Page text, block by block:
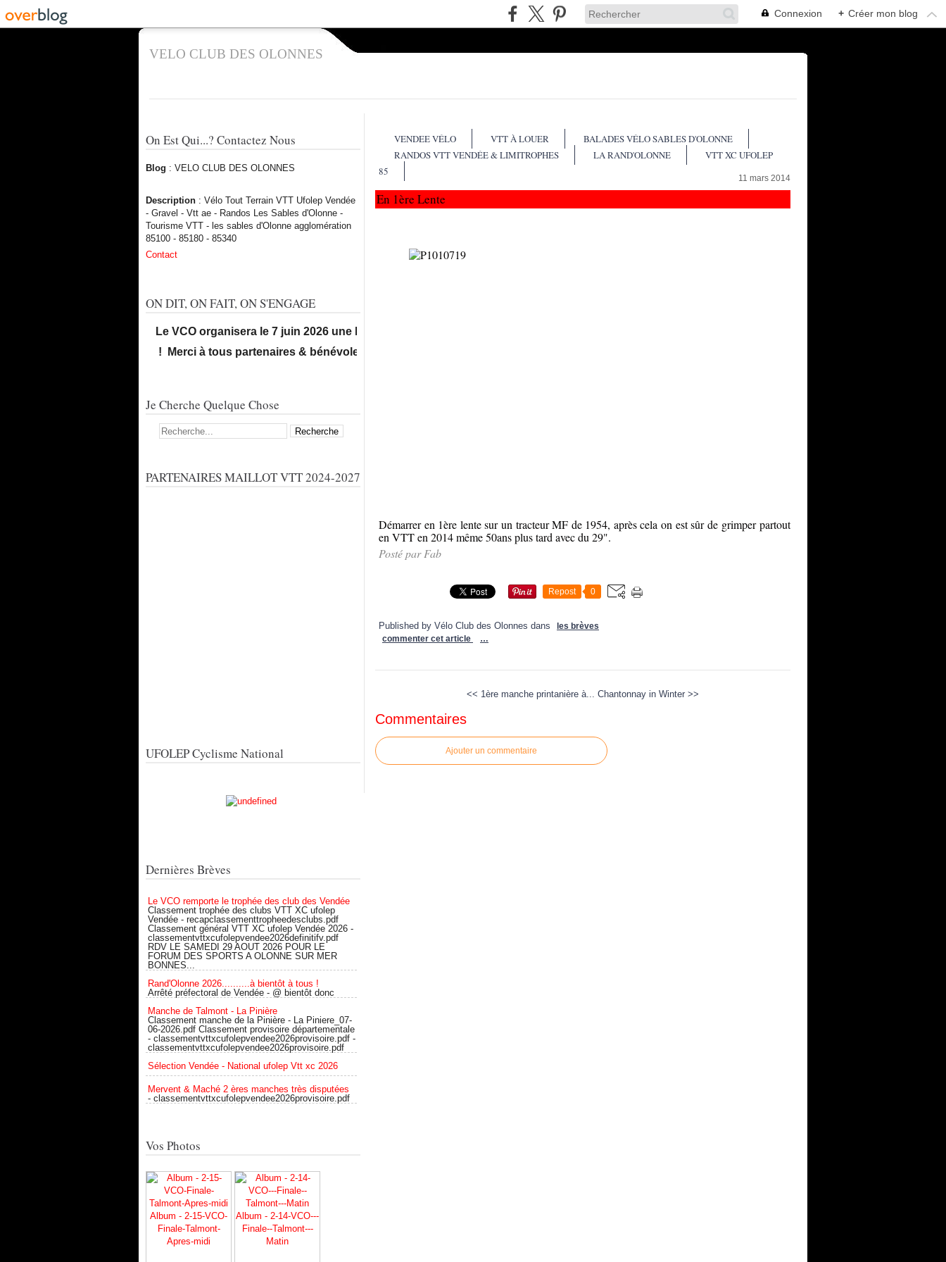
Connexion + Créer mon blog
VELO CLUB DES OLONNES
On Est Qui...? Contactez Nous
Blog : VELO CLUB DES OLONNES
Description : Vélo Tout Terrain VTT Ufolep Vendée
- Gravel - Vtt ae - Randos Les Sables d'Olonne -
Tourisme VTT - les sables d'Olonne agglomération
85100 - 85180 - 85340
Contact
ON DIT, ON FAIT, ON S'ENGAGE
Le VCO organisera le 7 juin 2026 une Manche Départementale Vtt xc Ufolep à Talmont St Hilaire, ...puis le 12 Juillet La Rand'Olonne au départ des
! Merci à tous partenaires & bénévoles de votre soutien à bientôt sur nos manifestations !
Je Cherche Quelque Chose
PARTENAIRES MAILLOT VTT 2024-2027
UFOLEP Cyclisme National
Dernières Brèves
Le VCO remporte le trophée des club des Vendée
Classement trophée des clubs VTT XC ufolep
Vendée - recapclassementtropheedesclubs.pdf
Classement général VTT XC ufolep Vendée 2026 -
classementvttxcufolepvendee2026definitifv.pdf
RDV LE SAMEDI 29 AOUT 2026 POUR LE
FORUM DES SPORTS A OLONNE SUR MER
BONNES...
Rand'Olonne 2026..........à bientôt à tous !
Arrêté préfectoral de Vendée - @ bientôt donc
Manche de Talmont - La Pinière
Classement manche de la Pinière - La Piniere_07-
06-2026.pdf Classement provisoire départementale
- classementvttxcufolepvendee2026provisoire.pdf -
classementvttxcufolepvendee2026provisoire.pdf
Sélection Vendée - National ufolep Vtt xc 2026
Mervent & Maché 2 ères manches très disputées
- classementvttxcufolepvendee2026provisoire.pdf
Vos Photos
Album - 2-15-VCO-
Finale-Talmont-
Apres-midi
Album - 2-14-VCO---
Finale--Talmont---
Matin
VENDEE VÉLO VTT À LOUER
BALADES VÉLO SABLES D'OLONNE
RANDOS VTT VENDÉE & LIMITROPHES
LA RAND'OLONNE
VTT XC UFOLEP
85
11 mars 2014
En 1ère Lente
Démarrer en 1ère lente sur un tracteur MF de 1954, après cela on est sûr de grimper partout
en VTT en 2014 même 50ans plus tard avec du 29".
Posté par Fab
Repost 0
Published by Vélo Club des Olonnes dans
les brèves
commenter cet article
…
<< 1ère manche printanière à... Chantonnay in Winter >>
Commentaires
Ajouter un commentaire